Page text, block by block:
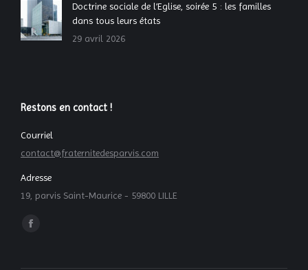
Doctrine sociale de l’Eglise, soirée 5 : les familles
dans tous leurs états
29 avril 2026
Restons en contact !
Courriel
contact@fraternitedesparvis.com
Adresse
19, parvis Saint-Maurice - 59800 LILLE
Trouvez nous sur :
La
Facebook